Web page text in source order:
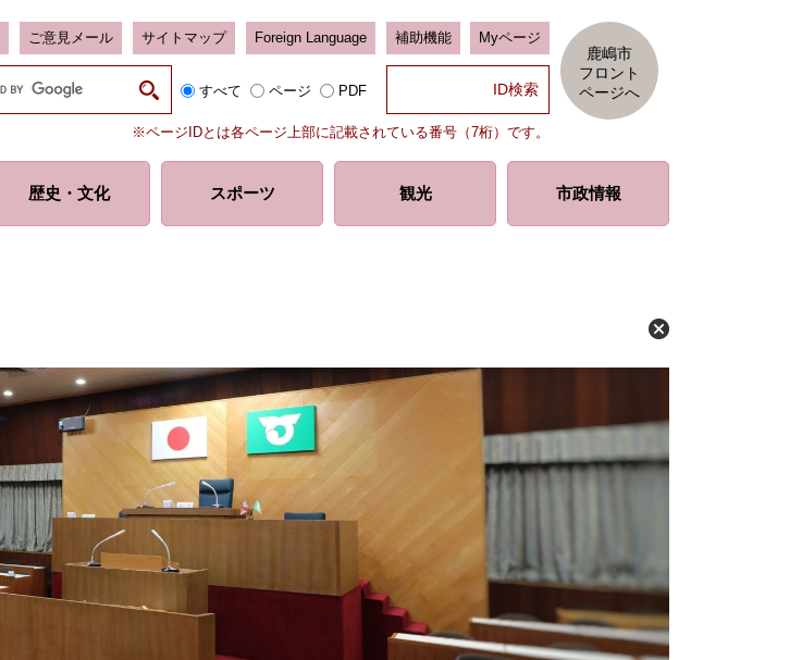
ご意見メール サイトマップ Foreign Language 補助機能 Myページ
すべて ページ PDF
※ページIDとは各ページ上部に記載されている番号（7桁）です。
鹿嶋市
フロント
ページへ
歴史・ 文化 スポーツ 観光 市政情報